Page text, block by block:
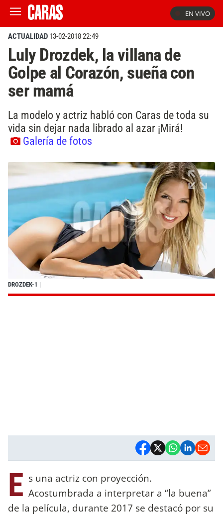
EN VIVO
ACTUALIDAD 13-02-2018 22:49
Luly Drozdek, la villana de
Golpe al Corazón, sueña con
ser mamá
La modelo y actriz habló con Caras de toda su
vida sin dejar nada librado al azar ¡Mirá!
Galería de fotos
DROZDEK-1 |
E s una actriz con proyección.
Acostumbrada a interpretar a “la buena”
de la película, durante 2017 se destacó por su